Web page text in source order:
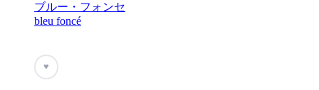
ブルー・フォンセ
bleu foncé
♥